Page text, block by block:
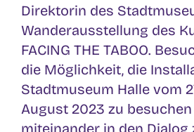
Direktorin des
Wanderausstellung des
FACING THE TABOO.
die Möglichkeit, die
Stadtmuseum Halle vom
August 2023 zu
miteinander in den Dialog